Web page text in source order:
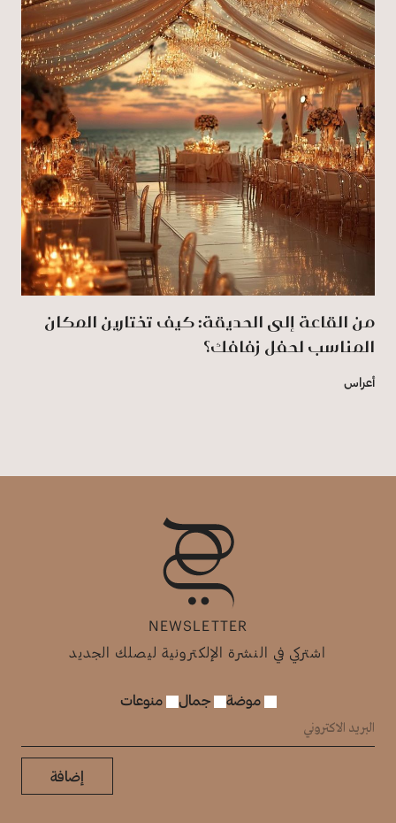
من القاعة إلى الحديقة: كيف تختارين المكان
المناسب لحفل زفافك؟
أعراس
NEWSLETTER
اشتركي في النشرة الإلكترونية ليصلك الجديد
موضة جمال منوعات
إضافة